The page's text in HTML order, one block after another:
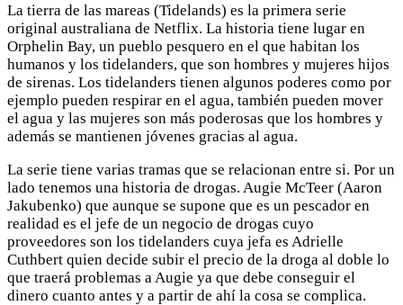
La tierra de las mareas (Tidelands) es la primera serie
original australiana de Netflix. La historia tiene lugar en
Orphelin Bay, un pueblo pesquero en el que habitan los
humanos y los tidelanders, que son hombres y mujeres hijos
de sirenas. Los tidelanders tienen algunos poderes como por
ejemplo pueden respirar en el agua, también pueden mover
el agua y las mujeres son más poderosas que los hombres y
además se mantienen jóvenes gracias al agua.
La serie tiene varias tramas que se relacionan entre si. Por un
lado tenemos una historia de drogas. Augie McTeer (Aaron
Jakubenko) que aunque se supone que es un pescador en
realidad es el jefe de un negocio de drogas cuyo
proveedores son los tidelanders cuya jefa es Adrielle
Cuthbert quien decide subir el precio de la droga al doble lo
que traerá problemas a Augie ya que debe conseguir el
dinero cuanto antes y a partir de ahí la cosa se complica.